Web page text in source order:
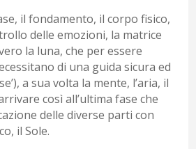
il fondamento, il corpo fisico,
delle emozioni, la matrice
la luna, che per essere
di una guida sicura ed
a sua volta la mente, l’aria, il
così all’ultima fase che
delle diverse parti con
il Sole.